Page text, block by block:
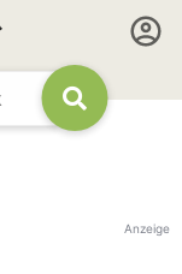
Anzeige